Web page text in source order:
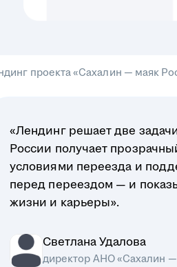
проекта «Сахалин — маяк
«Лендинг решает две
России получает
условиями переезда и
перед переездом — и
жизни и карьеры».
Светлана Удалова
директор АНО «Сахалин